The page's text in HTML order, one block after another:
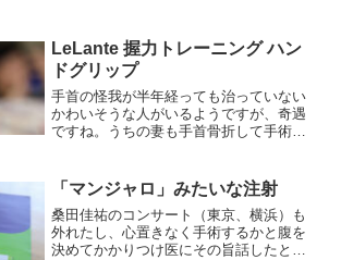
LeLante 握力トレーニング ハン
ドグリップ
手首の怪我が半年経っても治っていない
かわいそうな人がいるようですが、奇遇
ですね。うちの妻も手首骨折して手術
えています。もう普段は装着する必要は
ないのですが、外出するとき...
「マンジャロ」みたいな注射
桑田佳祐のコンサート（東京、横浜）も
外れたし、心置きなく手術するかと腹を
決めてかかりつけ医にその旨話したとこ